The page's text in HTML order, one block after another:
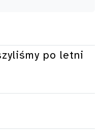
po letni